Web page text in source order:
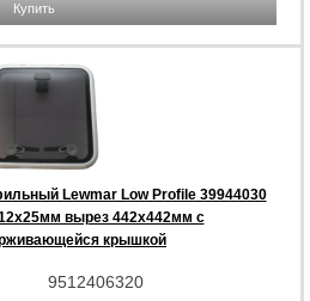
Купить
Lewmar Low Profile 39944030
вырез 442x442мм с
крышкой
9512406320